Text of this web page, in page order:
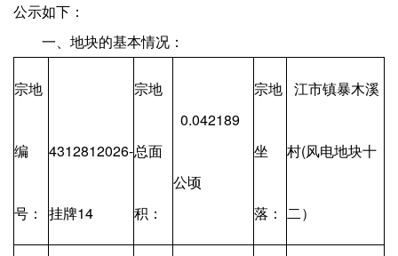
公示如下：
一、地块的基本情况：
宗地
编
号：
4312812026-
挂牌14
宗地
总面
积：
0.042189
公顷
宗地
坐
落：
江市镇暴木溪
村(风电地块十
二）